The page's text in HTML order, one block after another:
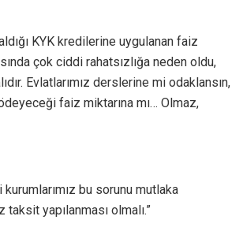
KYK kredilerine uygulanan faiz
çok ciddi rahatsızlığa neden oldu,
Evlatlarımız derslerine mi odaklansın,
faiz miktarına mı… Olmaz,
kurumlarımız bu sorunu mutlaka
yapılanması olmalı.”